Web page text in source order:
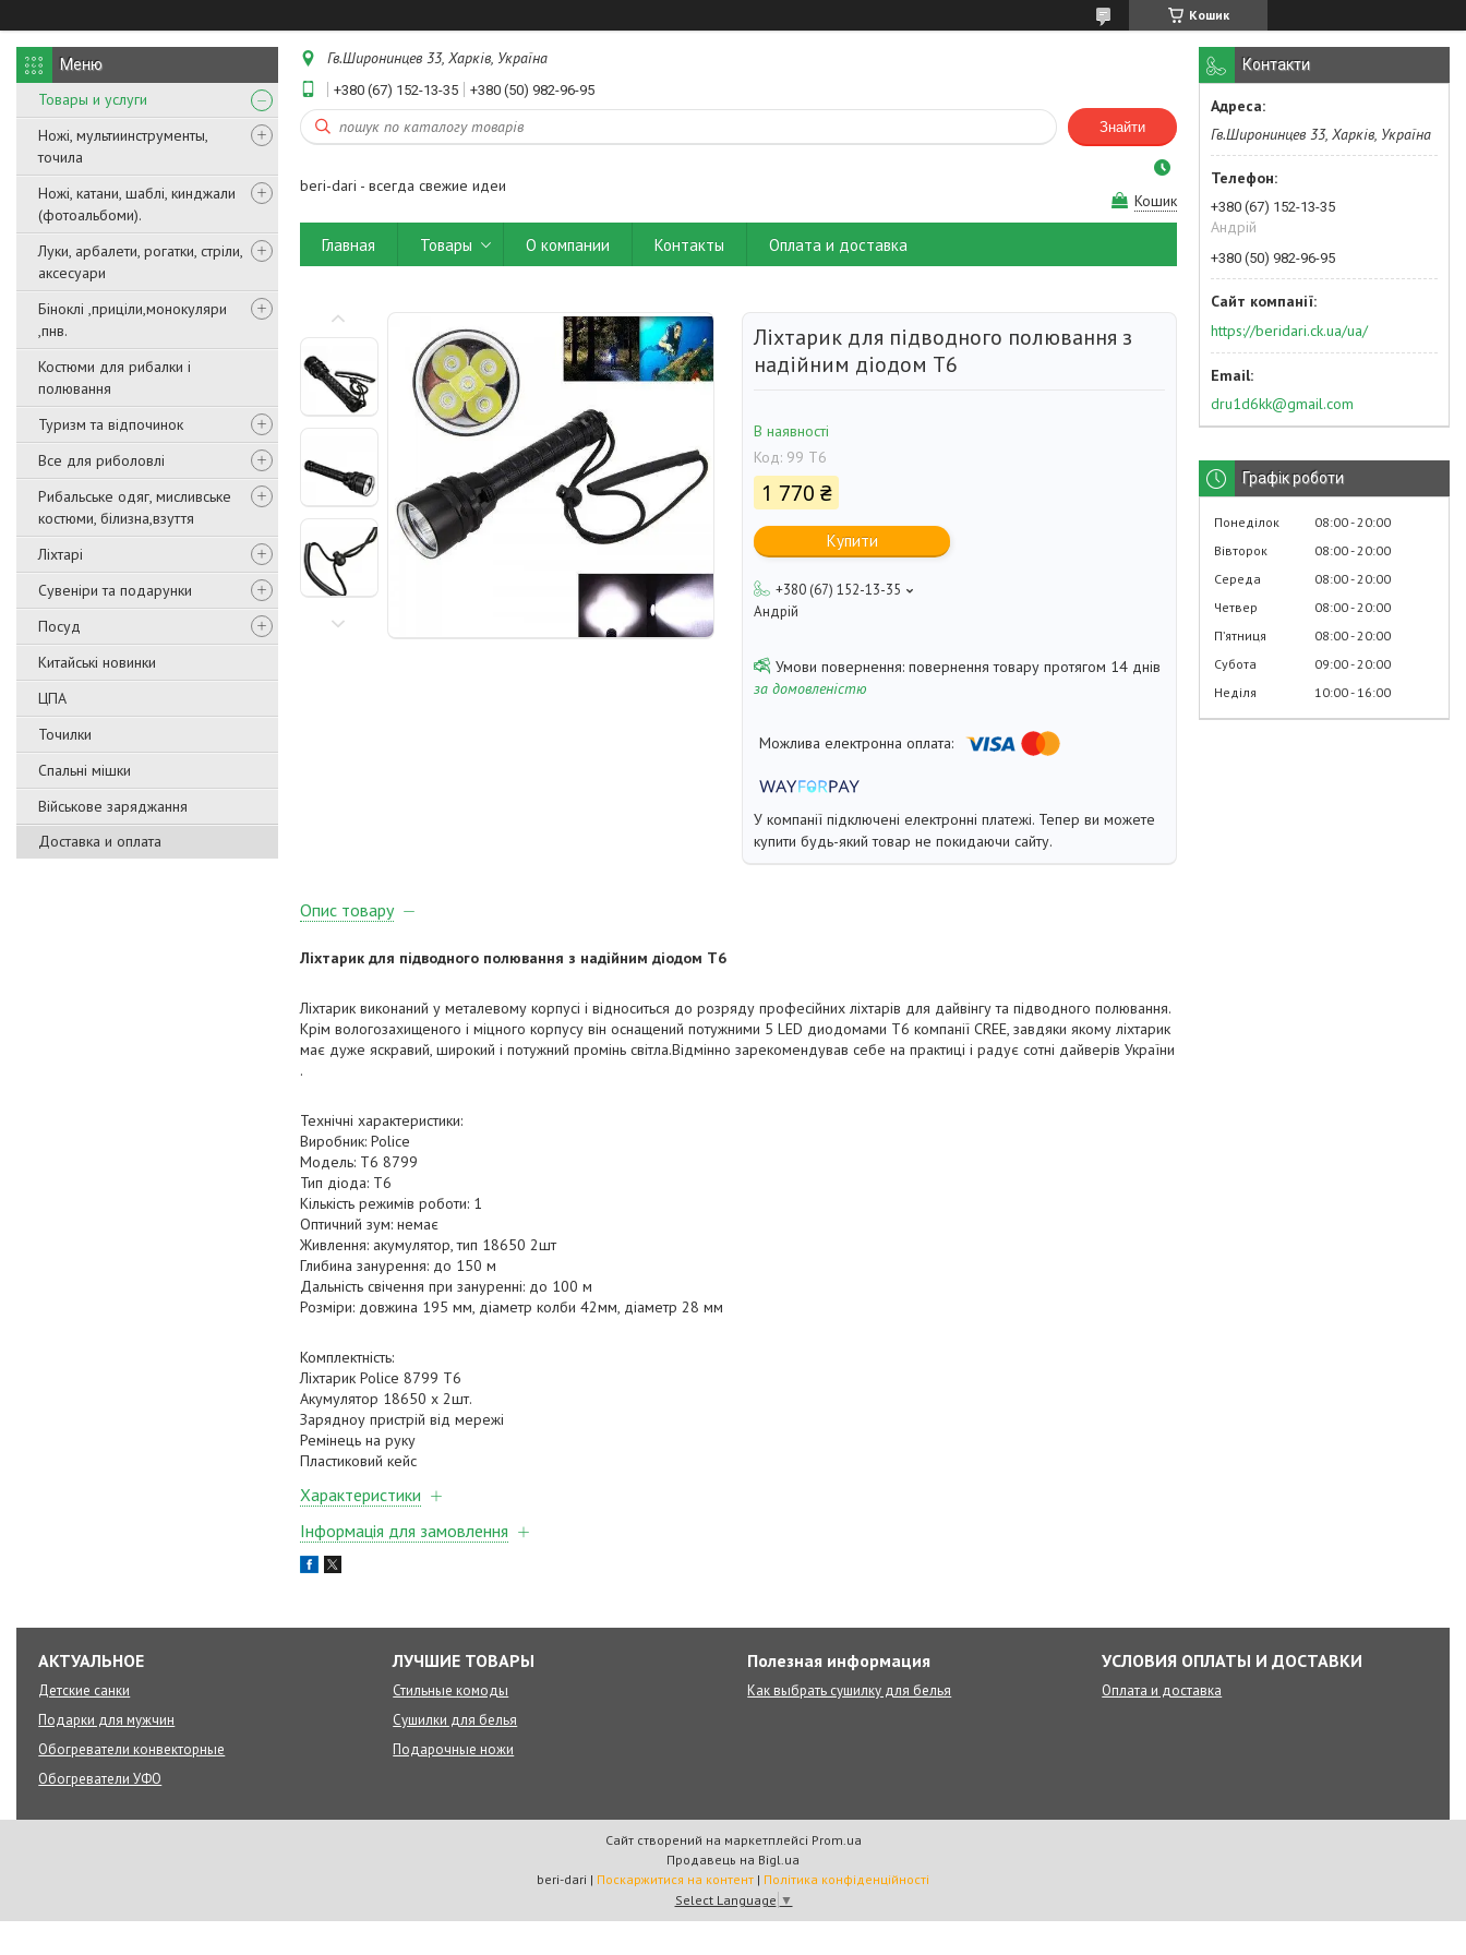
Кошик
Товары и услуги
Ножі, мультиинструменты,
точила
Ножі, катани, шаблі, кинджали
(фотоальбоми).
Луки, арбалети, рогатки, стріли,
аксесуари
Біноклі ,приціли,монокуляри
,пнв.
Костюми для рибалки і
полювання
Туризм та відпочинок
Все для риболовлі
Рибальське одяг, мисливське
костюми, білизна,взуття
Ліхтарі
Сувеніри та подарунки
Посуд
Китайські новинки
ЦПА
Точилки
Спальні мішки
Військове заряджання
Доставка и оплата
Гв.Широнинцев 33, Харків, Україна
+380 (67) 152-13-35 +380 (50) 982-96-95
Знайти
beri-dari - всегда свежие идеи
Кошик
Главная Товары О компании Контакты Оплата и доставка
Ліхтарик для підводного полювання з
надійним діодом Т6
В наявності
Код: 99 T6
1 770 ₴
Купити
+380 (67) 152-13-35
Андрій
повернення товару протягом 14 днів
за домовленістю
У компанії підключені електронні платежі. Тепер ви можете
купити будь-який товар не покидаючи сайту.
Опис товару
Ліхтарик для підводного полювання з надійним діодом Т6
Ліхтарик виконаний у металевому корпусі і відноситься до розряду професійних ліхтарів для дайвінгу та підводного полювання.
Крім вологозахищеного і міцного корпусу він оснащений потужними 5 LED диодомами Т6 компанії CREE, завдяки якому ліхтарик
має дуже яскравий, широкий і потужний промінь світла.Відмінно зарекомендував себе на практиці і радує сотні дайверів України
.
Технічні характеристики:
Виробник: Police
Модель: T6 8799
Тип діода: Т6
Кількість режимів роботи: 1
Оптичний зум: немає
Живлення: акумулятор, тип 18650 2шт
Глибина занурення: до 150 м
Дальність свічення при зануренні: до 100 м
Розміри: довжина 195 мм, діаметр колби 42мм, діаметр 28 мм
Комплектність:
Ліхтарик Police 8799 T6
Акумулятор 18650 х 2шт.
Зарядноу пристрій від мережі
Ремінець на руку
Пластиковий кейс
Характеристики
Інформація для замовлення
Контакти
Гв.Широнинцев 33, Харків, Україна
+380 (67) 152-13-35
Андрій
+380 (50) 982-96-95
https://beridari.ck.ua/ua/
dru1d6kk@gmail.com
Графік роботи
Понеділок 08:00 20:00
Вівторок
08:00 20:00
Середа
08:00 20:00
Четвер
08:00 20:00
Пʼятниця
08:00 20:00
Субота
09:00 20:00
Неділя
10:00 16:00
АКТУАЛЬНОЕ
Детские санки
Подарки для мужчин
Обогреватели конвекторные
Обогреватели УФО
ЛУЧШИЕ ТОВАРЫ
Стильные комоды
Сушилки для белья
Подарочные ножи
Полезная информация
Как выбрать сушилку для белья
УСЛОВИЯ ОПЛАТЫ И ДОСТАВКИ
Оплата и доставка
Сайт створений на маркетплейсі Prom.ua
Продавець на Bigl.ua
beri-dari | Поскаржитися на контент | Політика конфіденційності
Select Language ▼